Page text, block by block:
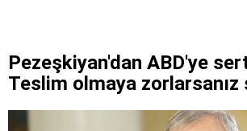
Pezeşkiyan'dan ABD'ye
Teslim olmaya zorlarsanız